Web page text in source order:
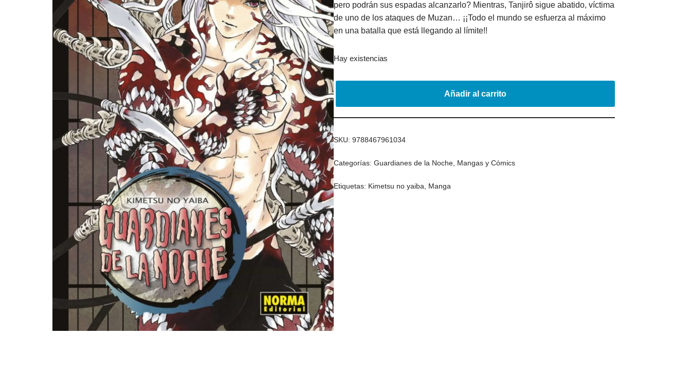
pero podrán sus espadas alcanzarlo? Mientras, Tanjirô sigue abatido, víctima
de uno de los ataques de Muzan… ¡¡Todo el mundo se esfuerza al máximo
en una batalla que está llegando al límite!!
Hay existencias
Añadir al carrito
SKU:9788467961034
Categorías:Guardianes de la Noche Mangas y Cómics
Etiquetas: Kimetsu no yaiba Manga